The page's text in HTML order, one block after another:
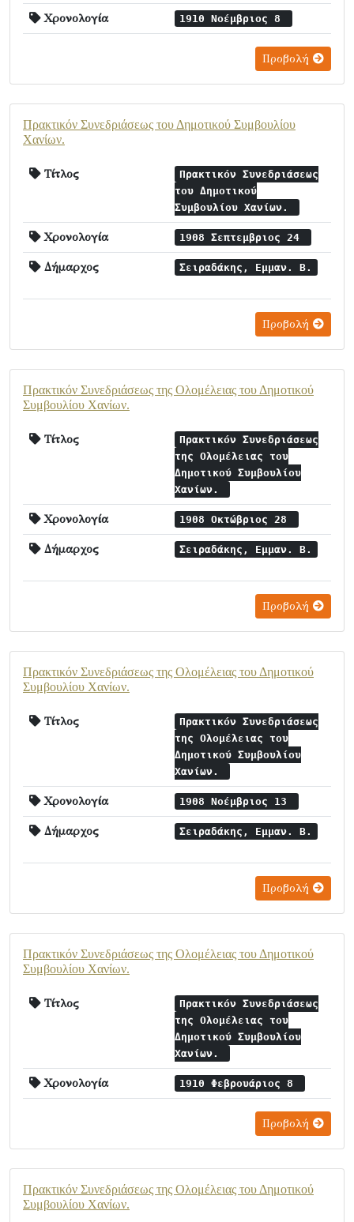
Χρονολογία 1910 Νοέμβριος 8
Προβολή
Πρακτικόν Συνεδριάσεως του Δημοτικού Συμβουλίου
Χανίων.
Τίτλος
Πρακτικόν Συνεδριάσεως
του Δημοτικού
Συμβουλίου Χανίων.
Χρονολογία 1908 Σεπτεμβριος 24
Δήμαρχος Σειραδάκης, Εμμαν. Β.
Προβολή
Πρακτικόν Συνεδριάσεως της Ολομέλειας του Δημοτικού
Συμβουλίου Χανίων.
Τίτλος
Πρακτικόν Συνεδριάσεως
της Ολομέλειας του
Δημοτικού Συμβουλίου
Χανίων.
Χρονολογία 1908 Οκτώβριος 28
Δήμαρχος Σειραδάκης, Εμμαν. Β.
Προβολή
Πρακτικόν Συνεδριάσεως της Ολομέλειας του Δημοτικού
Συμβουλίου Χανίων.
Τίτλος
Πρακτικόν Συνεδριάσεως
της Ολομέλειας του
Δημοτικού Συμβουλίου
Χανίων.
Χρονολογία 1908 Νοέμβριος 13
Δήμαρχος Σειραδάκης, Εμμαν. Β.
Προβολή
Πρακτικόν Συνεδριάσεως της Ολομέλειας του Δημοτικού
Συμβουλίου Χανίων.
Τίτλος
Πρακτικόν Συνεδριάσεως
της Ολομέλειας του
Δημοτικού Συμβουλίου
Χανίων.
Χρονολογία 1910 Φεβρουάριος 8
Προβολή
Πρακτικόν Συνεδριάσεως της Ολομέλειας του Δημοτικού
Συμβουλίου Χανίων.